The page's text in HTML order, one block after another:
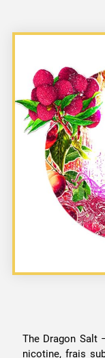
The Dragon Salt
nicotine, frais